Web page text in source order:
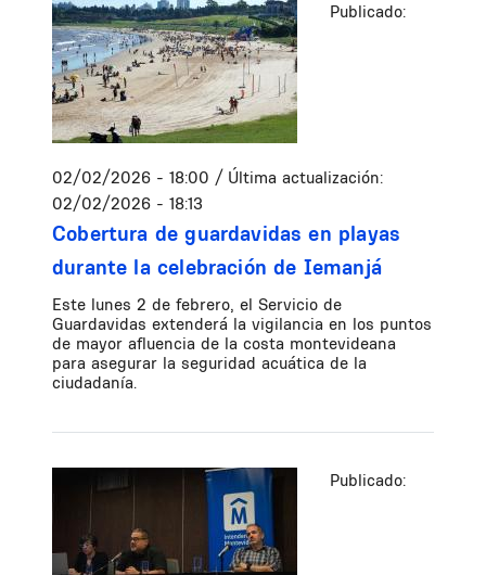
Publicado:
02/02/2026 - 18:00 / Última actualización:
02/02/2026 - 18:13
Cobertura de guardavidas en playas
durante la celebración de Iemanjá
Este lunes 2 de febrero, el Servicio de
Guardavidas extenderá la vigilancia en los puntos
de mayor afluencia de la costa montevideana
para asegurar la seguridad acuática de la
ciudadanía.
Publicado: